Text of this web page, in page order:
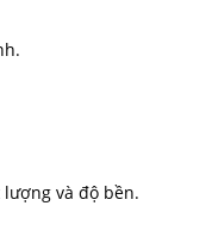
và độ bền.